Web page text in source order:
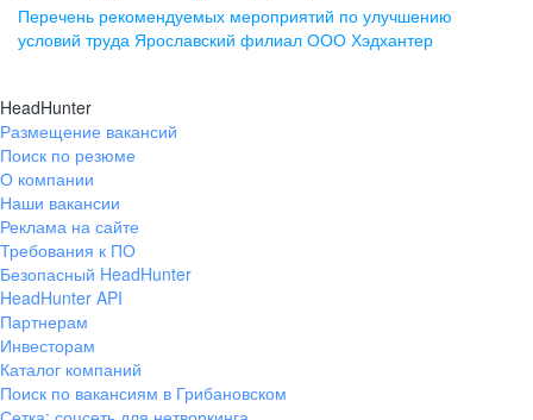
помещение 15
+7 843 212-12-50
Екатеринбург
ул. Боевых Дружин, стр. 20,
+7 343 226-79-99
pr@ural.hh.ru
ул. Янковского, д. 169, 7 этаж,
706 каб.
+7 861 205-55-57
Перечень рекомендуемых мероприятий по улучшению
условий труда Ярославский филиал ООО Хэдхантер
HeadHunter
Размещение вакансий
Поиск по резюме
О компании
Наши вакансии
Реклама на сайте
Требования к ПО
Безопасный HeadHunter
HeadHunter API
Партнерам
Инвесторам
Каталог компаний
Поиск по вакансиям в Грибановском